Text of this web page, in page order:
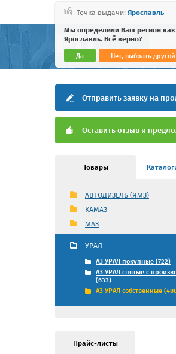
Точка выдачи: Ярославль
Мы определили Ваш регион как
Ярославль. Всё верно?
Да Нет, выбрать другой
Отправить заявку на
Оставить отзыв и
Товары
АВТОДИЗЕЛЬ (ЯМЗ)
КАМАЗ
МАЗ
УРАЛ
АЗ УРАЛ покупные (722)
АЗ УРАЛ снятые с
(633)
АЗ УРАЛ собственные
Прайс-листы